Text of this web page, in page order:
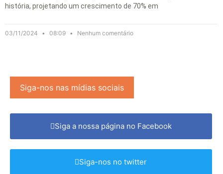
história, projetando um crescimento de 70% em
03/11/2024 08:09 Nenhum comentário
Siga-nos nas mídias sociais
Siga a nossa página no Facebook
Siga-nos no twitter